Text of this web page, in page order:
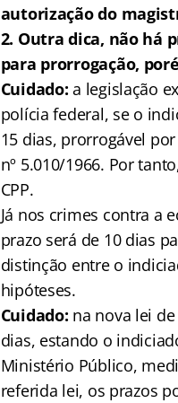
autorização do
2. Outra dica, não há
para prorrogação,
Cuidado: a legislação
polícia federal, se o
15 dias, prorrogável
nº 5.010/1966. Por
CPP.
Já nos crimes contra a
prazo será de 10 dias
distinção entre o
hipóteses.
Cuidado: na nova lei
dias, estando o
Ministério Público,
referida lei, os prazos